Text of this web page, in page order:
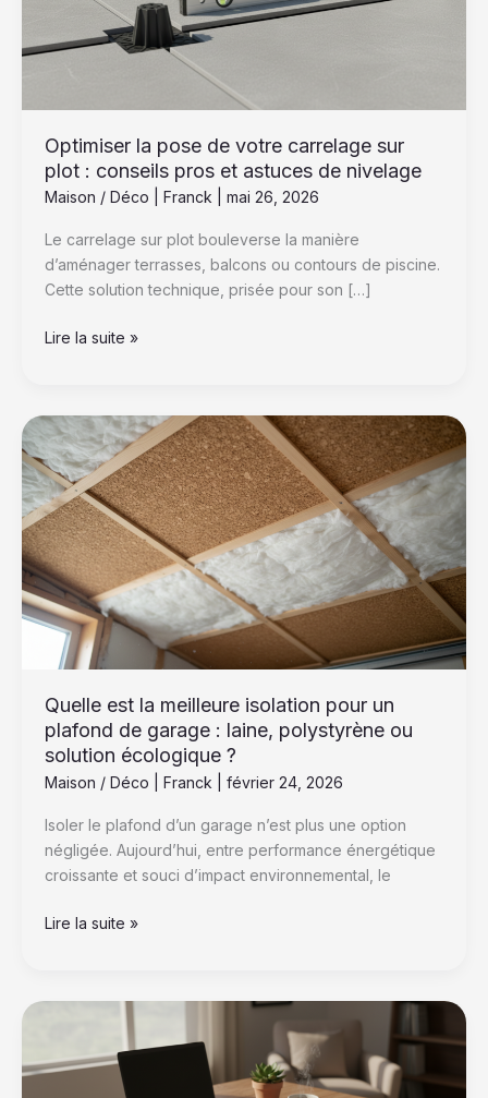
Optimiser la pose de votre carrelage sur
plot : conseils pros et astuces de nivelage
Maison / Déco Franck mai 26, 2026
Le carrelage sur plot bouleverse la manière
d’aménager terrasses, balcons ou contours de piscine.
Cette solution technique, prisée pour son […]
plot
et
astuces
de
Lire la suite »
Quelle est la meilleure isolation pour un
plafond de garage : laine, polystyrène ou
solution écologique ?
Maison / Déco Franck février 24, 2026
Isoler le plafond d’un garage n’est plus une option
négligée. Aujourd’hui, entre performance énergétique
croissante et souci d’impact environnemental, le
Quelle
est
la
meilleure
isolation
pour
un
plafond
de
garage
laine,
polystyrène
ou
solution
?
Lire la suite »
Organisation
la